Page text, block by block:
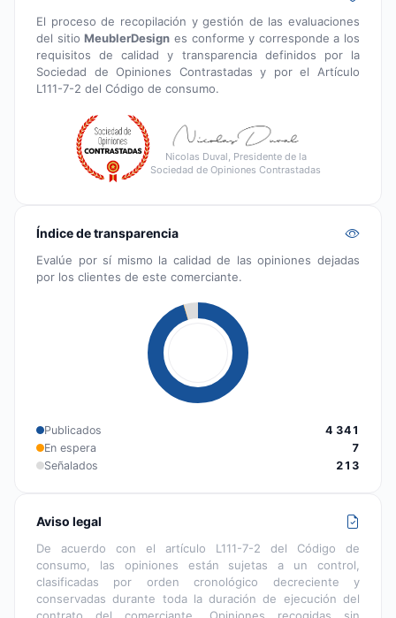
El proceso de recopilación y gestión de las evaluaciones
del sitioMeublerDesign es conforme y corresponde a los
requisitos de calidad y transparencia definidos por la
Sociedad de Opiniones Contrastadas y por el Artículo
L111-7-2 del Código de consumo.
Nicolas Duval, Presidente de la
Sociedad de Opiniones Contrastadas
Índice de transparencia
Evalúe por sí mismo la calidad de las opiniones dejadas
por los clientes de este comerciante.
Publicados
4 341
En espera
7
Señalados
213
Aviso legal
De acuerdo con el artículo L111-7-2 del Código de
consumo, las opiniones están sujetas a un control,
clasificadas por orden cronológico decreciente y
conservadas durante toda la duración de ejecución del
contrato del comerciante. Opiniones recogidas sin